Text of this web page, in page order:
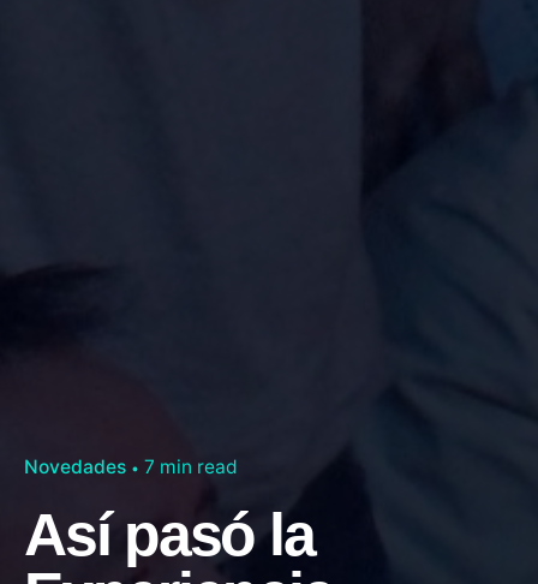
Novedades 7 min read
Así pasó la